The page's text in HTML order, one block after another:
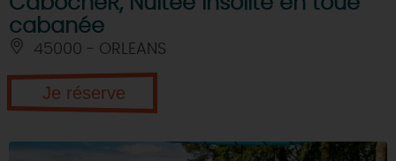
cabanée
45000 - ORLEANS
Je réserve